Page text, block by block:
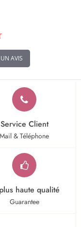
AVIS
Service Client
Mail & Téléphone
haute qualité
Guarantee